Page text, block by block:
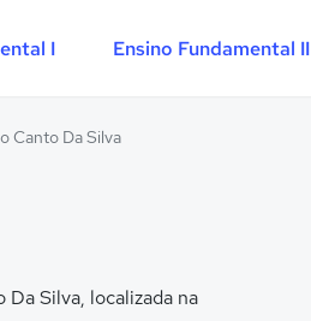
I Ensino Fundamental II
Canto Da Silva
Silva, localizada na